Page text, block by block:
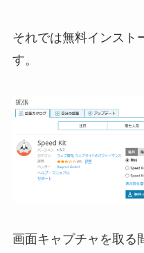
それでは無料インスト
す。
画面キャプチャを取る